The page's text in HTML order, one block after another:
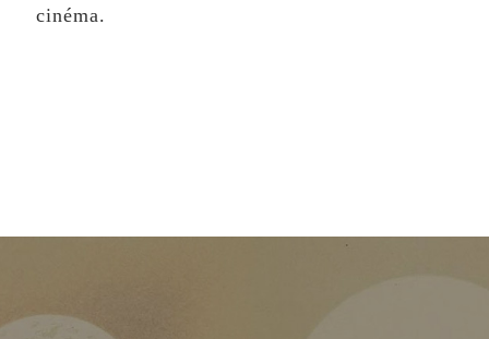
cinéma.